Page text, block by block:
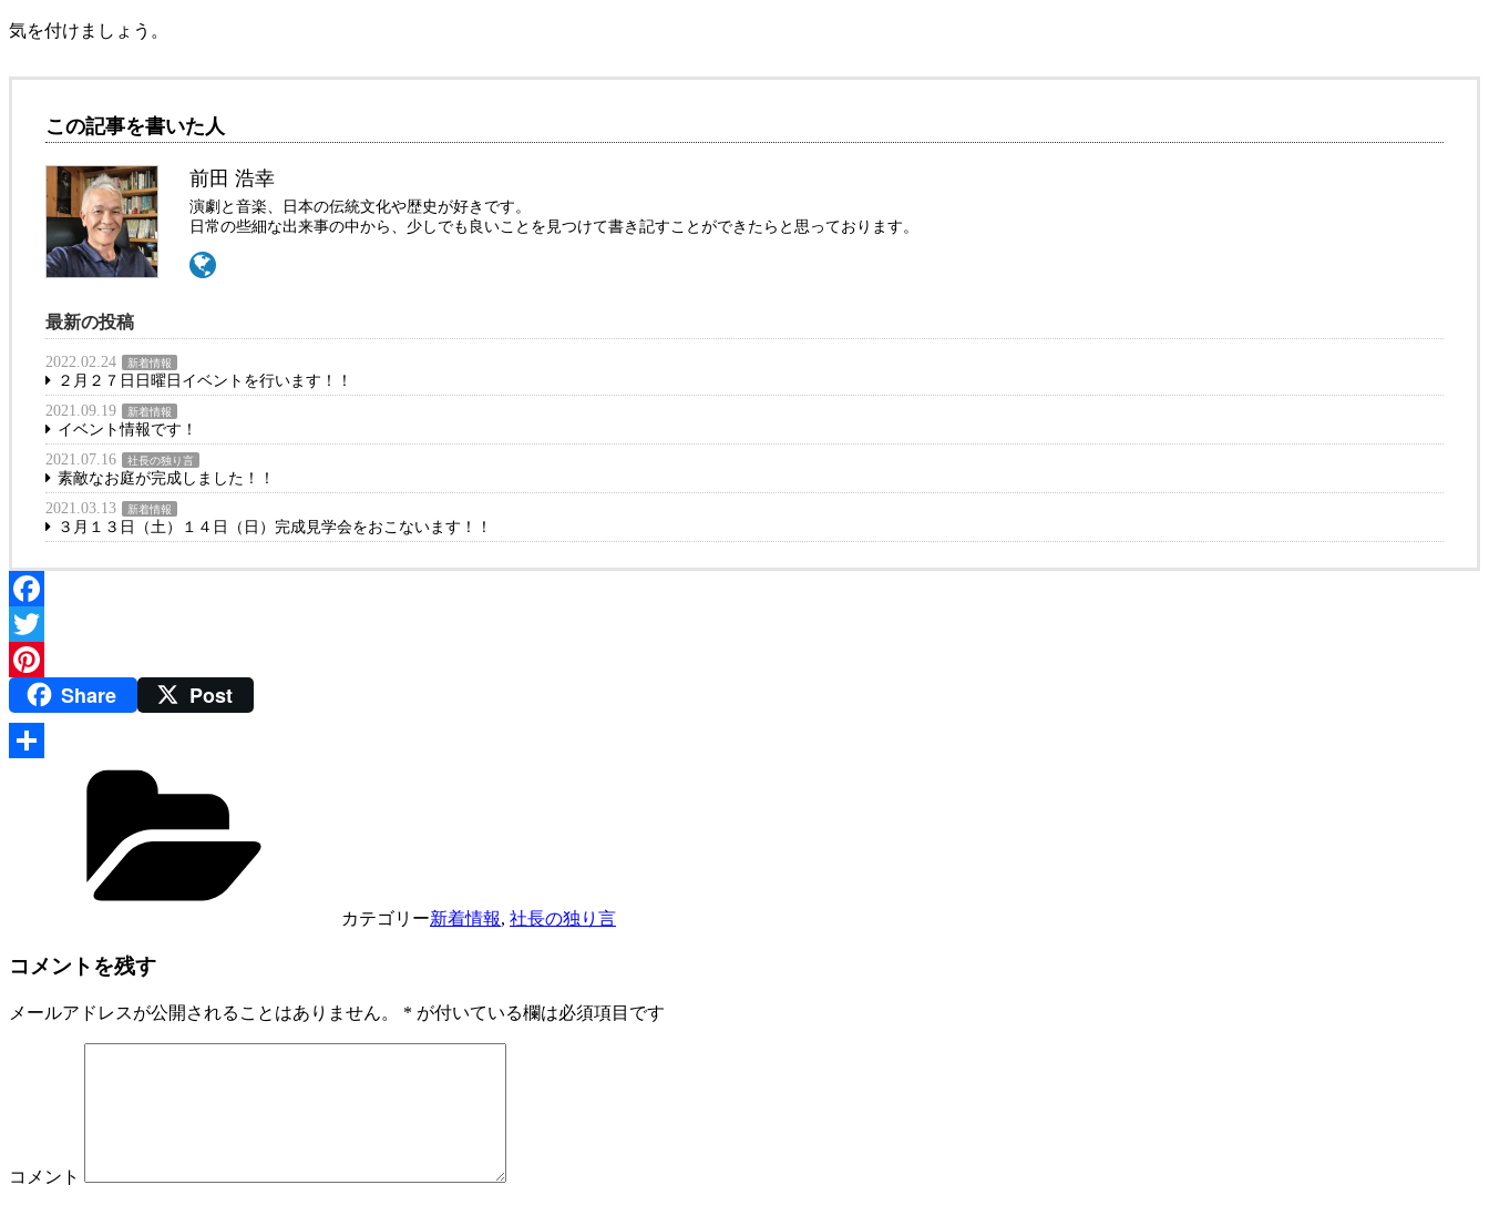
気を付けましょう。
この記事を書いた人
前田 浩幸
演劇と音楽、日本の伝統文化や歴史が好きです。
日常の些細な出来事の中から、少しでも良いことを見つけて書き記すことができたらと思っております。
最新の投稿
2022.02.24 新着情報
２月２７日日曜日イベントを行います！！
2021.09.19
新着情報
イベント情報です！
2021.07.16
社長の独り言
素敵なお庭が完成しました！！
2021.03.13
新着情報
３月１３日（土）１４日（日）完成見学会をおこないます！！
Facebook
Twitter
PinterestShare Post
カテゴリー新着情報, 社長の独り言
コメントを残す
メールアドレスが公開されることはありません。 * が付いている欄は必須項目です
コメント